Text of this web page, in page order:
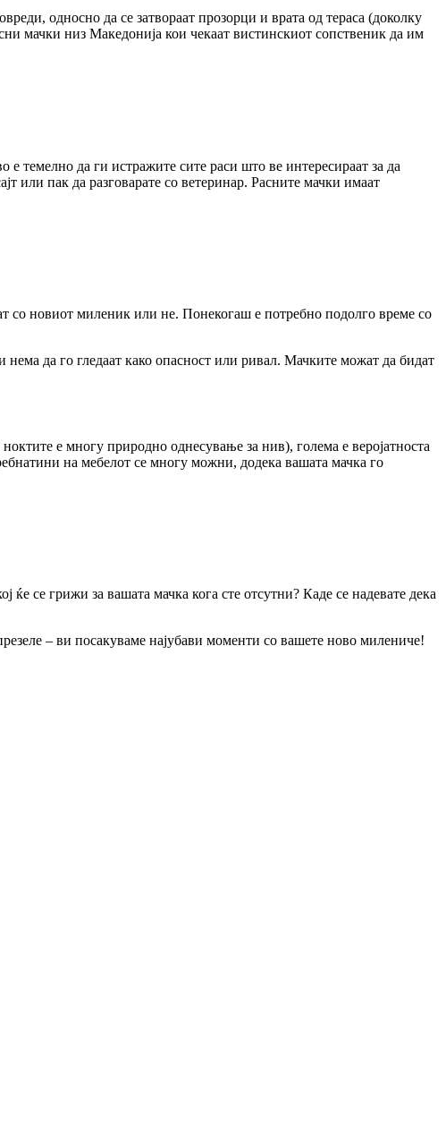
односно да се затвораат прозорци и врата од тераса (доколку
мачки низ Македонија кои чекаат вистинскиот сопственик да им
темелно да ги истражите сите раси што ве интересираат за да
или пак да разговарате со ветеринар. Расните мачки имаат
со новиот миленик или не. Понекогаш е потребно подолго време со
да го гледаат како опасност или ривал. Мачките можат да бидат
е многу природно однесување за нив), голема е веројатноста
на мебелот се многу можни, додека вашата мачка го
се грижи за вашата мачка кога сте отсутни? Каде се надевате дека
– ви посакуваме најубави моменти со вашете ново милениче!